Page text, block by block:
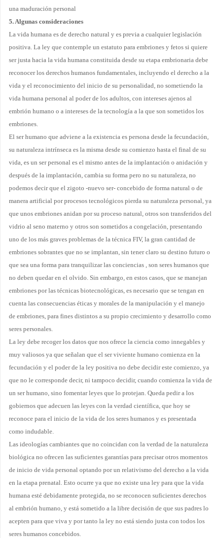
una maduración personal
5. Algunas consideraciones
La vida humana es de derecho natural y es previa a cualquier legislación
positiva. La ley que contemple un estatuto para embriones y fetos si quiere
ser justa hacia la vida humana constituida desde su etapa embrionaria debe
reconocer los derechos humanos fundamentales, incluyendo el derecho a la
vida y el reconocimiento del inicio de su personalidad, no sometiendo la
vida humana personal al poder de los adultos, con intereses ajenos al
embrión humano o a intereses de la tecnología a la que son sometidos los
embriones.
El ser humano que adviene a la existencia es persona desde la fecundación,
su naturaleza intrínseca es la misma desde su comienzo hasta el final de su
vida, es un ser personal es el mismo antes de la implantación o anidación y
después de la implantación, cambia su forma pero no su naturaleza, no
podemos decir que el zigoto -nuevo ser- concebido de forma natural o de
manera artificial por procesos tecnológicos pierda su naturaleza personal, ya
que unos embriones anidan por su proceso natural, otros son transferidos del
vidrio al seno materno y otros son sometidos a congelación, presentando
uno de los más graves problemas de la técnica FIV, la gran cantidad de
embriones sobrantes que no se implantan, sin tener claro su destino futuro o
que sea una forma para tranquilizar las conciencias , son seres humanos que
no deben quedar en el olvido. Sin embargo, en estos casos, que se manejan
embriones por las técnicas biotecnológicas, es necesario que se tengan en
cuenta las consecuencias éticas y morales de la manipulación y el manejo
de embriones, para fines distintos a su propio crecimiento y desarrollo como
seres personales.
La ley debe recoger los datos que nos ofrece la ciencia como innegables y
muy valiosos ya que señalan que el ser viviente humano comienza en la
fecundación y el poder de la ley positiva no debe decidir este comienzo, ya
que no le corresponde decir, ni tampoco decidir, cuando comienza la vida de
un ser humano, sino fomentar leyes que lo protejan. Queda pedir a los
gobiernos que adecuen las leyes con la verdad científica, que hoy se
reconoce para el inicio de la vida de los seres humanos y es presentada
como indudable.
Las ideologías cambiantes que no coincidan con la verdad de la naturaleza
biológica no ofrecen las suficientes garantías para precisar otros momentos
de inicio de vida personal optando por un relativismo del derecho a la vida
en la etapa prenatal. Esto ocurre ya que no existe una ley para que la vida
humana esté debidamente protegida, no se reconocen suficientes derechos
al embrión humano, y está sometido a la libre decisión de que sus padres lo
acepten para que viva y por tanto la ley no está siendo justa con todos los
seres humanos concebidos.